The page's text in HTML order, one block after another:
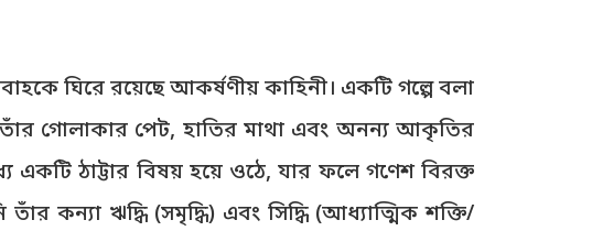
ঘিরে রয়েছে আকর্ষণীয় কাহিনী। একটি গল্পে বলা
তাঁর গোলাকার পেট, হাতির মাথা এবং অনন্য আকৃতির
একটি ঠাট্টার বিষয় হয়ে ওঠে, যার ফলে গণেশ বিরক্ত
তাঁর কন্যা ঋদ্ধি (সমৃদ্ধি) এবং সিদ্ধি (আধ্যাত্মিক শক্তি/